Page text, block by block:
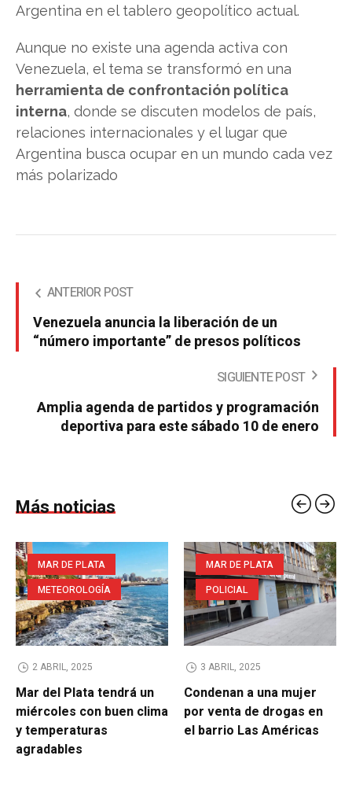
Argentina en el tablero geopolítico actual.
Aunque no existe una agenda activa con
Venezuela, el tema se transformó en una
herramienta de confrontación política
interna, donde se discuten modelos de país,
relaciones internacionales y el lugar que
Argentina busca ocupar en un mundo cada vez
más polarizado
ANTERIOR POST
Venezuela anuncia la liberación de un
“número importante” de presos políticos
SIGUIENTE POST
Amplia agenda de partidos y programación
deportiva para este sábado 10 de enero
Más noticias
MAR DE PLATA
METEOROLOGÍA
2 ABRIL, 2025
Mar del Plata tendrá un
miércoles con buen clima
y temperaturas
agradables
MAR DE PLATA
POLICIAL
3 ABRIL, 2025
Condenan a una mujer
por venta de drogas en
el barrio Las Américas